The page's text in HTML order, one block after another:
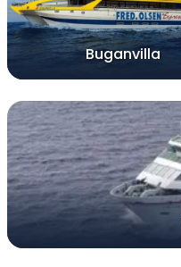
Buganvilla